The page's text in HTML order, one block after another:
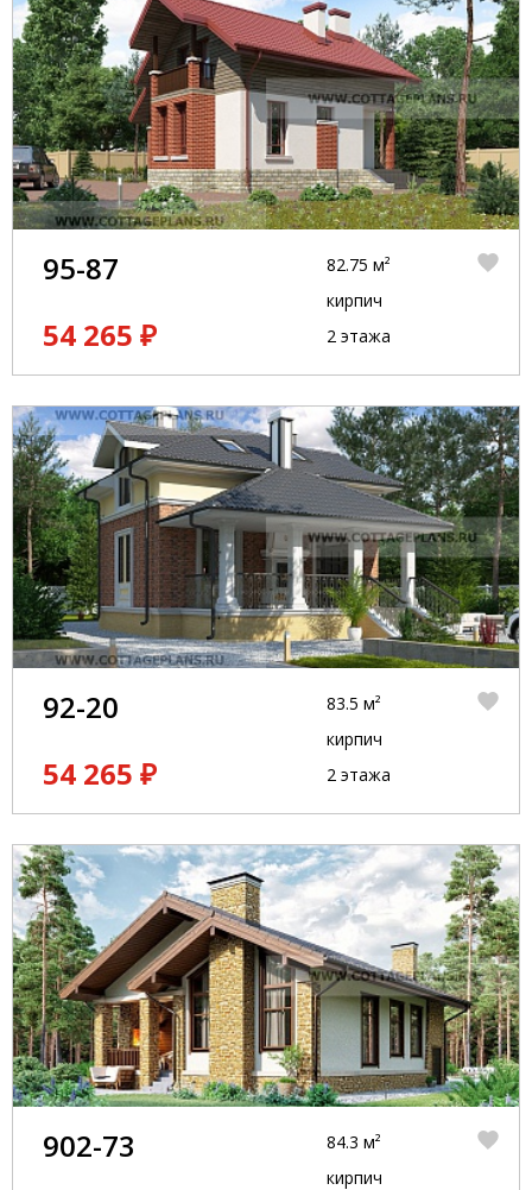
95-87
54 265 ₽
82.75 м²
кирпич
2 этажа
92-20
54 265 ₽
83.5 м²
кирпич
2 этажа
902-73
84.3 м²
кирпич